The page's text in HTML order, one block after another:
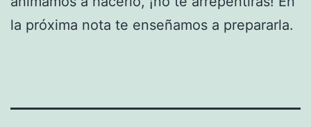
la próxima nota te enseñamos a prepararla.